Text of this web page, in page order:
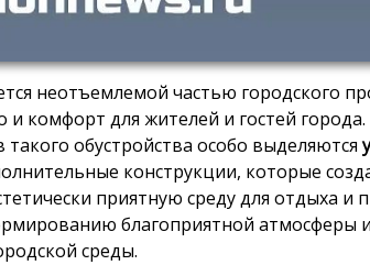
неотъемлемой частью городского
и комфорт для жителей и гостей
такого обустройства особо выделяются
конструкции, которые
приятную среду для отдыха и
благоприятной атмосферы
среды.